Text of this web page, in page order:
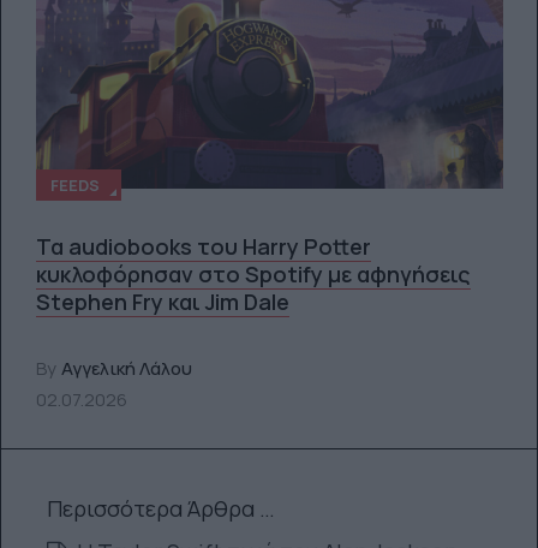
FEEDS
Τα audiobooks του Harry Potter
κυκλοφόρησαν στο Spotify με αφηγήσεις
Stephen Fry και Jim Dale
By Αγγελική Λάλου
02.07.2026
Περισσότερα Άρθρα …